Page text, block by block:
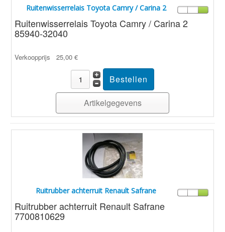
Ruitenwisserrelais Toyota Camry / Carina 2
Ruitenwisserrelais Toyota Camry / Carina 2
85940-32040
Verkoopprijs 25,00 €
Artikelgegevens
Ruitrubber achterruit Renault Safrane
Ruitrubber achterruit Renault Safrane
7700810629